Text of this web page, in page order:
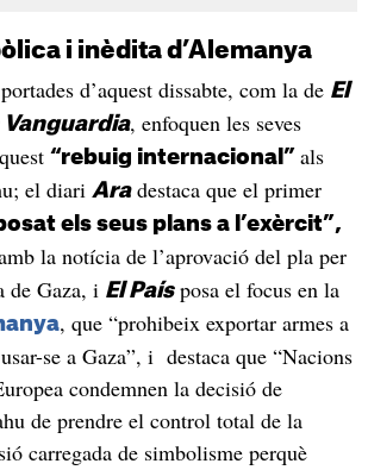
i inèdita d’Alemanya
d’aquest dissabte, com la de El
Vanguardia, enfoquen les seves
“rebuig internacional” als
el diari Aradestaca que el primer
els seus plans a l’exèrcit”,
la notícia de l’aprovació del pla per
de Gaza, i El Paísposa el focus en la
, que “prohibeix exportar armes a
se a Gaza”, i destaca que “Nacions
condemnen la decisió de
de prendre el control total de la
carregada de simbolisme perquè